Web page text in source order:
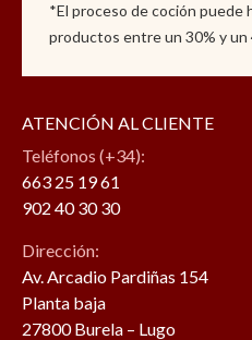
*El proceso de coción puede
productos entre un 30% y un
ATENCIÓN AL CLIENTE
Teléfonos (+34):
663 25 19 61
902 40 30 30
Dirección:
Av. Arcadio Pardiñas 154
Planta baja
27800 Burela – Lugo